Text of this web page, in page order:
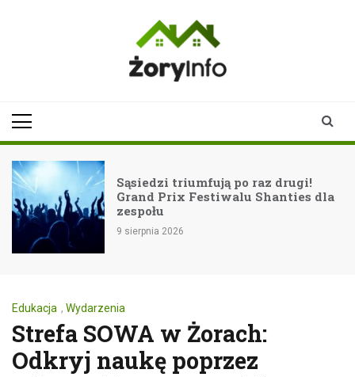
Sąsiedzi triumfują po raz drugi!
Grand Prix Festiwalu Shanties dla
zespołu
9 sierpnia 2026
Edukacja , Wydarzenia
Strefa SOWA w Żorach:
Odkryj naukę poprzez